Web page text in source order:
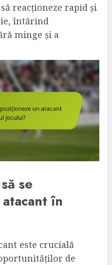
reacționeze rapid și
întărind
minge și a
se
în
este crucială
de